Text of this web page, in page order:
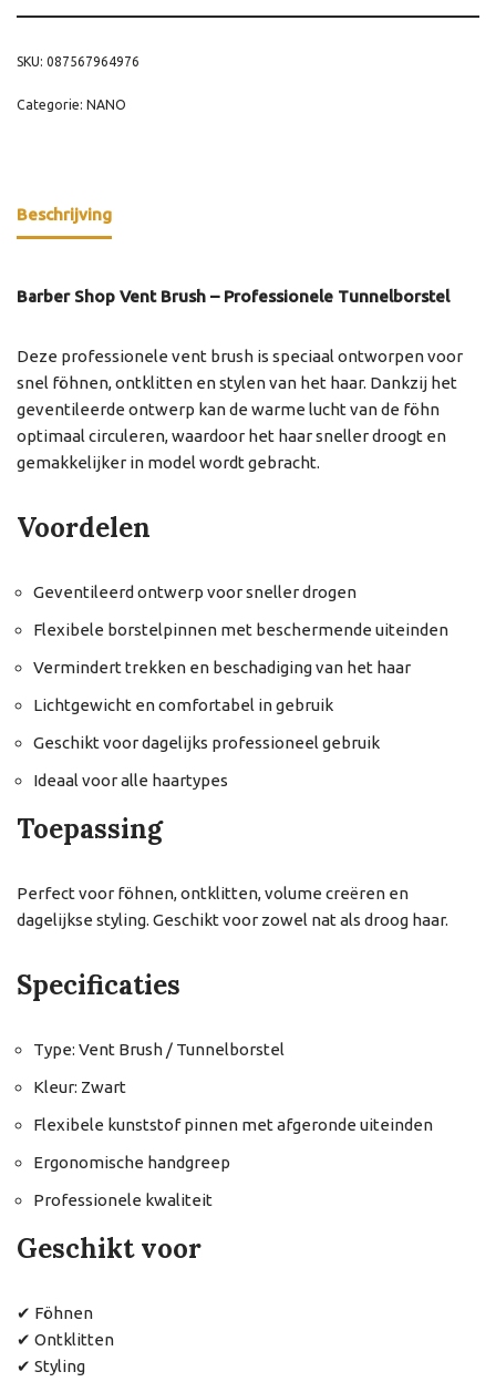
SKU: 087567964976
Categorie: NANO
Beschrijving
Barber Shop Vent Brush – Professionele Tunnelborstel
Deze professionele vent brush is speciaal ontworpen voor
snel föhnen, ontklitten en stylen van het haar. Dankzij het
geventileerde ontwerp kan de warme lucht van de föhn
optimaal circuleren, waardoor het haar sneller droogt en
gemakkelijker in model wordt gebracht.
Voordelen
Geventileerd ontwerp voor sneller drogen
Flexibele borstelpinnen met beschermende uiteinden
Vermindert trekken en beschadiging van het haar
Lichtgewicht en comfortabel in gebruik
Geschikt voor dagelijks professioneel gebruik
Ideaal voor alle haartypes
Toepassing
Perfect voor föhnen, ontklitten, volume creëren en
dagelijkse styling. Geschikt voor zowel nat als droog haar.
Specificaties
Type: Vent Brush / Tunnelborstel
Kleur: Zwart
Flexibele kunststof pinnen met afgeronde uiteinden
Ergonomische handgreep
Professionele kwaliteit
Geschikt voor
✔ Föhnen
✔ Ontklitten
✔ Styling